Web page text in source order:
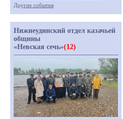
Другие события
Нижнеудинский отдел казачьей
общины
«Невская сечь»(12)